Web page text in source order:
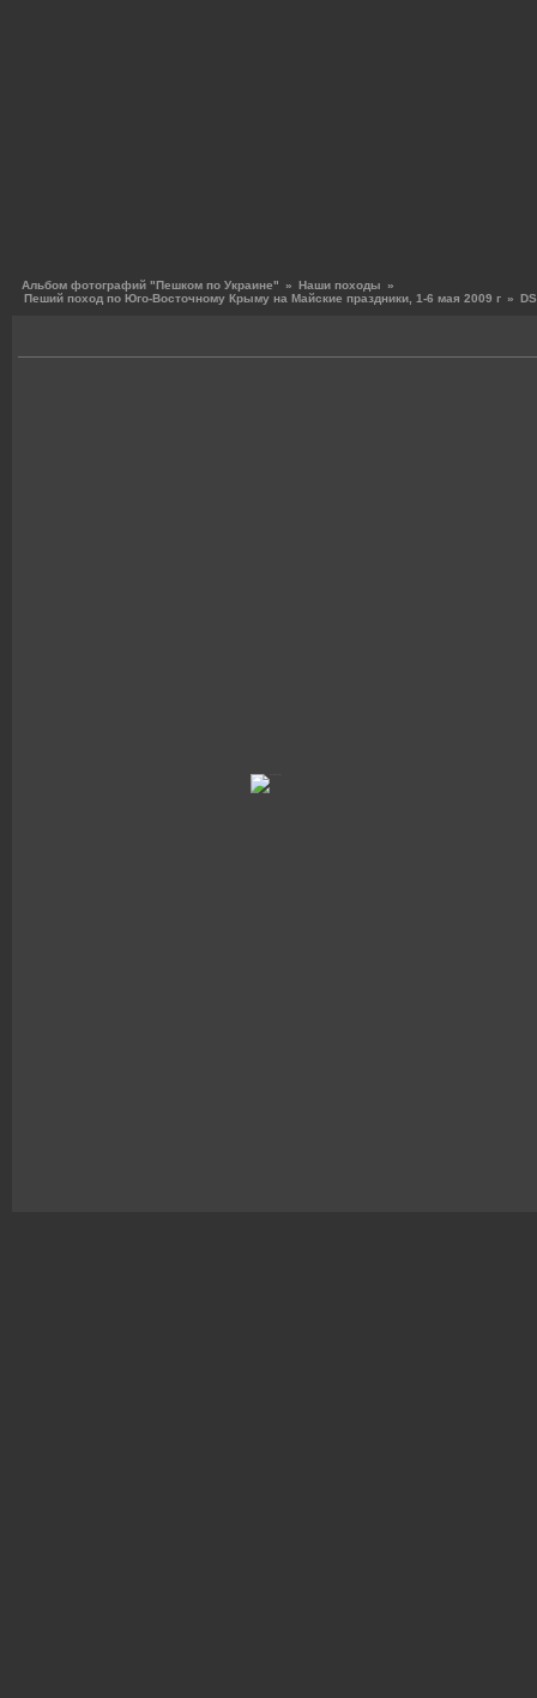
Альбом фотографий "Пешком по Украине" » Наши походы
»
Пеший поход по Юго-Восточному Крыму на Майские праздники, 1-6 мая 2009 г »